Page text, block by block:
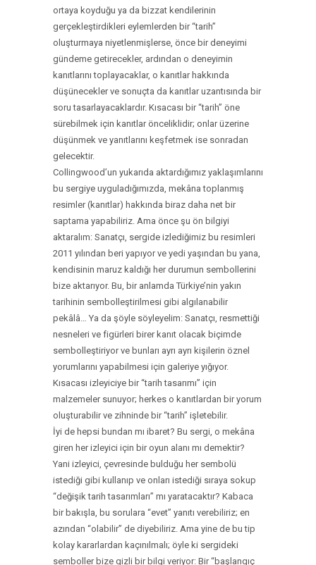
ortaya koyduğu ya da bizzat kendilerinin
gerçekleştirdikleri eylemlerden bir “tarih”
oluşturmaya niyetlenmişlerse, önce bir deneyimi
gündeme getirecekler, ardından o deneyimin
kanıtlarını toplayacaklar, o kanıtlar hakkında
düşünecekler ve sonuçta da kanıtlar uzantısında bir
soru tasarlayacaklardır. Kısacası bir “tarih” öne
sürebilmek için kanıtlar önceliklidir; onlar üzerine
düşünmek ve yanıtlarını keşfetmek ise sonradan
gelecektir.
Collingwood’un yukarıda aktardığımız yaklaşımlarını
bu sergiye uyguladığımızda, mekâna toplanmış
resimler (kanıtlar) hakkında biraz daha net bir
saptama yapabiliriz. Ama önce şu ön bilgiyi
aktaralım: Sanatçı, sergide izlediğimiz bu resimleri
2011 yılından beri yapıyor ve yedi yaşından bu yana,
kendisinin maruz kaldığı her durumun sembollerini
bize aktarıyor. Bu, bir anlamda Türkiye’nin yakın
tarihinin sembolleştirilmesi gibi algılanabilir
pekâlâ… Ya da şöyle söyleyelim: Sanatçı, resmettiği
nesneleri ve figürleri birer kanıt olacak biçimde
sembolleştiriyor ve bunları ayrı ayrı kişilerin öznel
yorumlarını yapabilmesi için galeriye yığıyor.
Kısacası izleyiciye bir “tarih tasarımı” için
malzemeler sunuyor; herkes o kanıtlardan bir yorum
oluşturabilir ve zihninde bir “tarih” işletebilir.
İyi de hepsi bundan mı ibaret? Bu sergi, o mekâna
giren her izleyici için bir oyun alanı mı demektir?
Yani izleyici, çevresinde bulduğu her sembolü
istediği gibi kullanıp ve onları istediği sıraya sokup
“değişik tarih tasarımları” mı yaratacaktır? Kabaca
bir bakışla, bu sorulara “evet” yanıtı verebiliriz; en
azından “olabilir” de diyebiliriz. Ama yine de bu tip
kolay kararlardan kaçınılmalı; öyle ki sergideki
semboller bize gizli bir bilgi veriyor: Bir “başlangıç